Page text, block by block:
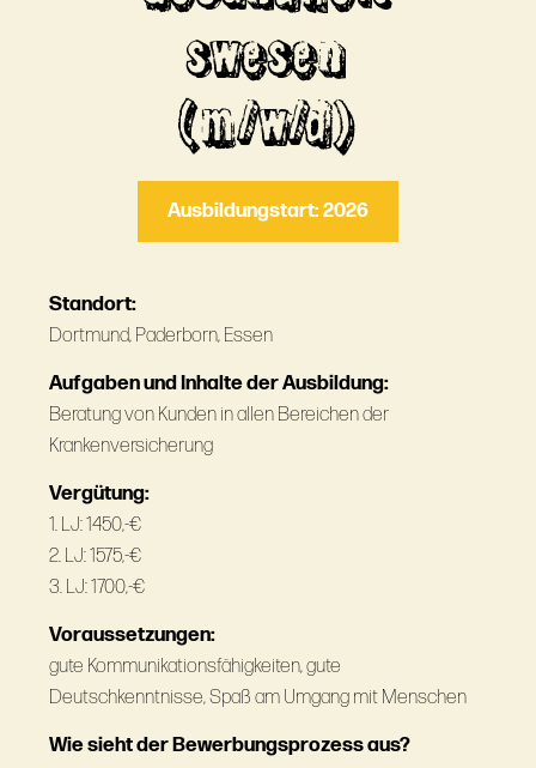
swesen
(m/w/d)
Ausbildungstart: 2026
Standort:
Dortmund, Paderborn, Essen
Aufgaben und Inhalte der Ausbildung:
Beratung von Kunden in allen Bereichen der
Krankenversicherung
Vergütung:
1. LJ: 1450,-€
2. LJ: 1575,-€
3. LJ: 1700,-€
Voraussetzungen:
gute Kommunikationsfähigkeiten, gute
Deutschkenntnisse, Spaß am Umgang mit Menschen
Wie sieht der Bewerbungsprozess aus?